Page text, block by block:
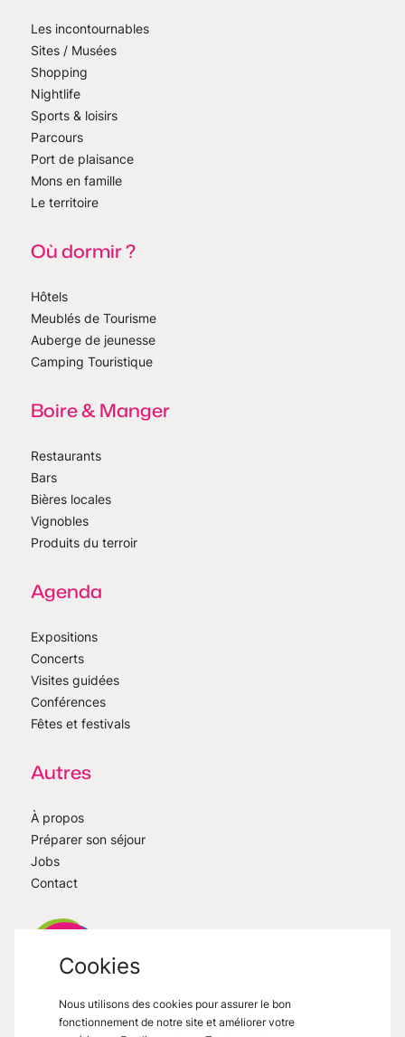
Les incontournables
Sites / Musées
Shopping
Nightlife
Sports & loisirs
Parcours
Port de plaisance
Mons en famille
Le territoire
Où dormir ?
Hôtels
Meublés de Tourisme
Auberge de jeunesse
Camping Touristique
Boire & Manger
Restaurants
Bars
Bières locales
Vignobles
Produits du terroir
Agenda
Expositions
Concerts
Visites guidées
Conférences
Fêtes et festivals
Autres
À propos
Préparer son séjour
Jobs
Contact
VisitMons2026- All right reserved
Cookies
Nous utilisons des cookies pour assurer le bon
fonctionnement de notre site et améliorer votre